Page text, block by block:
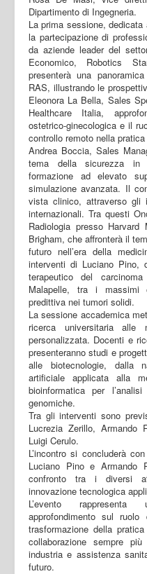
Dipartimento di Ingegneria.
La prima sessione,
la partecipazione di
da aziende leader del
Economico, Robotics
presenterà una
RAS, illustrando le
Eleonora La Bella, Sales
Healthcare Italia,
ostetrico-ginecologica e il
controllo remoto nella
Andrea Boccia, Sales
tema della sicurezza in
formazione ad elevato
simulazione avanzata. Il
vista clinico, attraverso gli
internazionali. Tra questi
Radiologia presso
Brigham, che affronterà il
futuro nell’era della
interventi di Luciano Pino,
terapeutico del
Malapelle, tra i massimi
predittiva nei tumori solidi.
La sessione accademica
ricerca universitaria alle
personalizzata. Docenti e
presenteranno studi e
alle biotecnologie, dalla
artificiale applicata alla
bioinformatica per
genomiche.
Tra gli interventi sono
Lucrezia Zerillo, Armando
Luigi Cerulo.
L’incontro si concluderà
Luciano Pino e Armando
confronto tra i diversi
innovazione tecnologica
L’evento rappresenta
approfondimento sul
trasformazione della
collaborazione sempre
industria e assistenza
futuro.